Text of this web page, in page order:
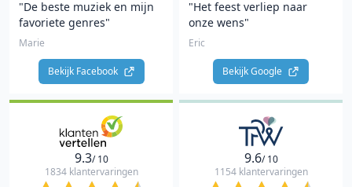
"De beste muziek en mijn
favoriete genres"
Marie
Bekijk Facebook
"Het feest verliep naar
onze wens"
Eric
Bekijk Google
9.3/ 10
1834 klantervaringen
9.6/ 10
1154 klantervaringen